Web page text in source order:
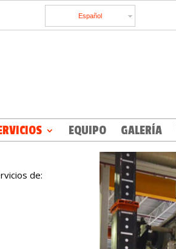
Español
EQUIPO GALERÍA
somos expertos
que
de: